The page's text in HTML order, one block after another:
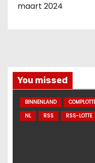
maart 2024
You missed
BINNENLAND
NL
RSS RSS-LOTTE